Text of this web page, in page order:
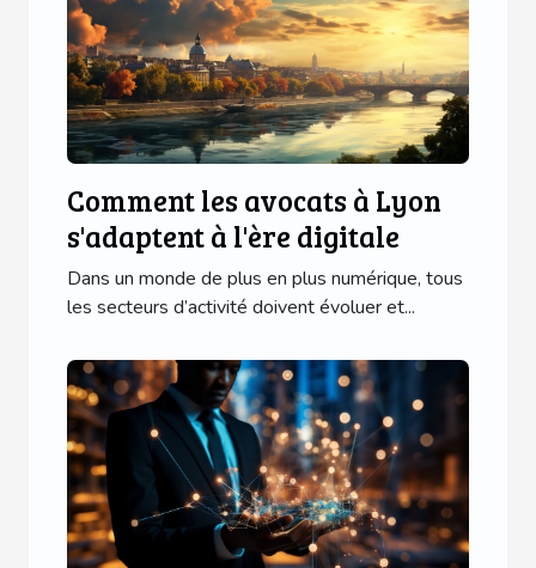
Comment les avocats à Lyon
s'adaptent à l'ère digitale
Dans un monde de plus en plus numérique, tous
les secteurs d’activité doivent évoluer et...